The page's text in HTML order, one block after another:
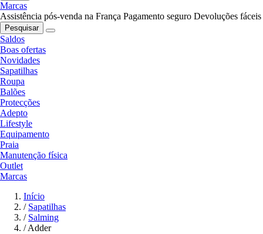
Marcas
Assistência pós-venda na França Pagamento seguro Devoluções fáceis
Pesquisar
Saldos
Boas ofertas
Novidades
Sapatilhas
Roupa
Balões
Protecções
Adepto
Lifestyle
Equipamento
Praia
Manutenção física
Outlet
Marcas
Início
/ Sapatilhas
/ Salming
/Adder